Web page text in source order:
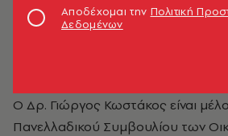
Ο Δρ. Γιώργος Κωστάκος είναι
Πανελλαδικού Συμβουλίου των
Αποδέχομαι την Πολιτική
Δεδομένων